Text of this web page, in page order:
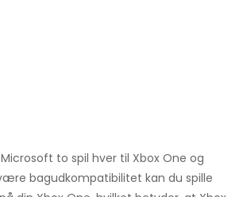
to spil hver til Xbox One og
bagudkompatibilitet kan du spille